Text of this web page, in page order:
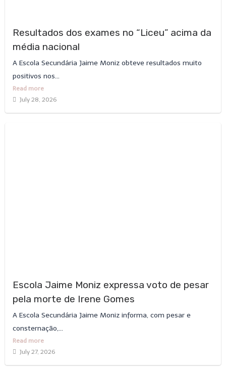
Resultados dos exames no “Liceu” acima da
média nacional
A Escola Secundária Jaime Moniz obteve resultados muito
positivos nos...
Read more
July 28, 2026
Escola Jaime Moniz expressa voto de pesar
pela morte de Irene Gomes
A Escola Secundária Jaime Moniz informa, com pesar e
consternação,...
Read more
July 27, 2026